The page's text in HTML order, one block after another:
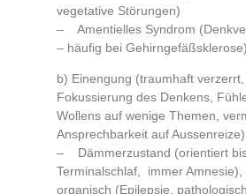
vegetative Störungen)
– Amentielles Syndrom
– häufig bei Gehirngefäßsklerose)
b) Einengung (traumhaft verzerrt,
Fokussierung des Denkens,
Wollens auf wenige Themen,
Ansprechbarkeit auf Aussenreize)
– Dämmerzustand (orientiert bis
Terminalschlaf, immer Amnesie),
organisch (Epilepsie,